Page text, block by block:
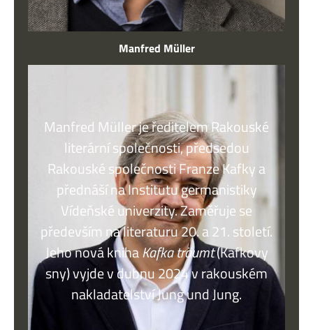
Manfred Müller
Manfred Müller je ředitelem Rakouské
literární společnosti, předsedou
Rakouské společnosti Franze Kafky a
přednáší na Institutu germanistiky
Vídeňské univerzity. Zaměřuje se
především na literaturu 20. a 21. století.
Jeho nová knihaKafka träumt(Kafkovy
sny) vyjde v dubnu 2024 v rakouském
nakladatelství Jung und Jung.